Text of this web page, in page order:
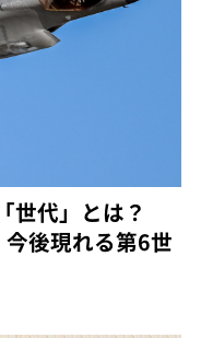
世代」とは？
後現れる第6世